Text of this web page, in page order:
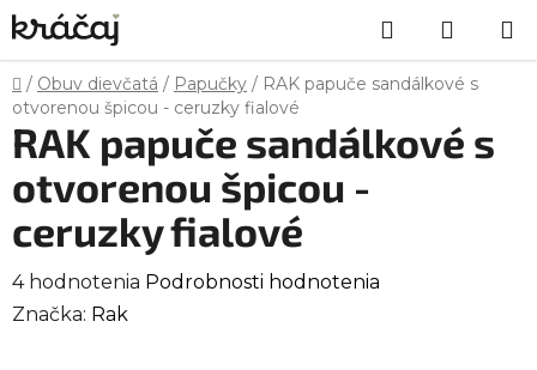
Prejsť
na
obsah
Hľadať
KOŠÍK
Domov
/ Obuv dievčatá / Papučky / RAK papuče sandálkové s
otvorenou špicou - ceruzky fialové
RAK papuče sandálkové s
otvorenou špicou -
ceruzky fialové
Priemerné
hodnotenie
4 hodnotenia Podrobnosti hodnotenia
Značka: Rak